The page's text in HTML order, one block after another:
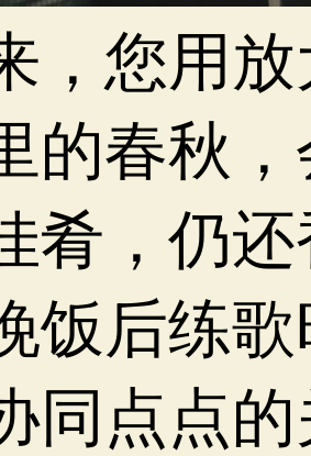
，您用
的春秋
肴，仍
饭后练
同点点